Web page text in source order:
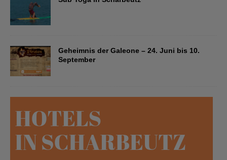
Geheimnis der Galeone – 24. Juni bis 10.
September